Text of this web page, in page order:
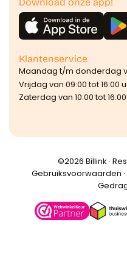
Klantenservice
Maandag t/m donderdag
Vrijdag van 09:00 tot 16:00
Zaterdag van 10:00 tot
©️2026 Billink ·
Gebruiksvoorwaarden ·